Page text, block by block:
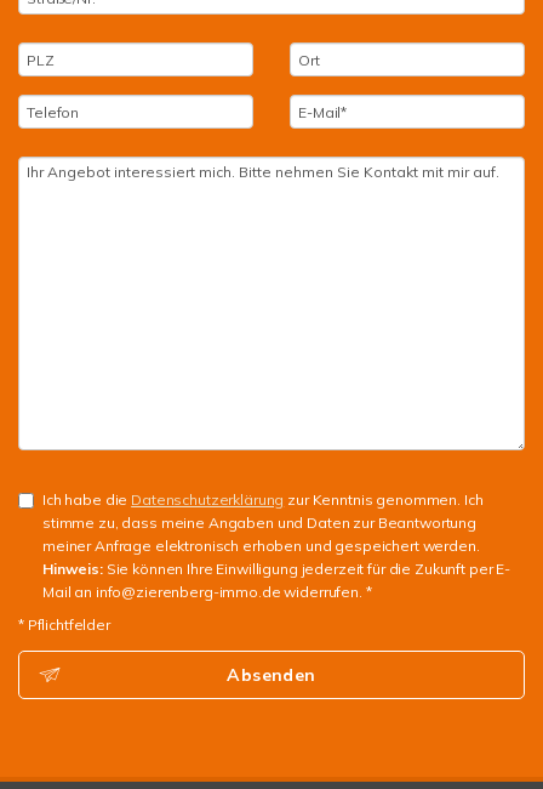
Ich habe die Datenschutzerklärung zur Kenntnis genommen. Ich
stimme zu, dass meine Angaben und Daten zur Beantwortung
meiner Anfrage elektronisch erhoben und gespeichert werden.
Hinweis:Sie können Ihre Einwilligung jederzeit für die Zukunft per E-
Mail an info@zierenberg-immo.de widerrufen. *
* Pflichtfelder
Absenden